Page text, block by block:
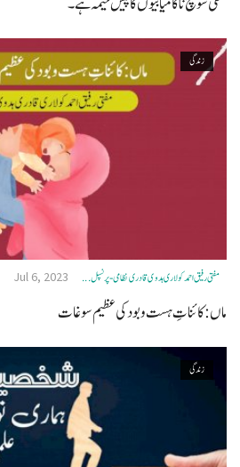
زندگی
مفتی رفیق احمد کولاری ہدوی قادری نظامی- پرنسپل ... Jul 6, 2023
ماں:کائناتِ ہست وبود کی عظیم سوغات
زندگی